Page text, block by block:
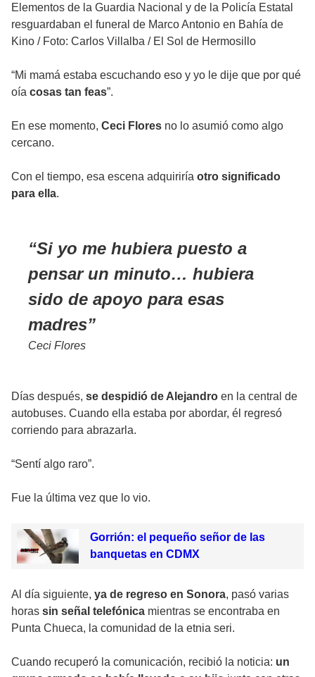
Elementos de la Guardia Nacional y de la Policía Estatal
resguardaban el funeral de Marco Antonio en Bahía de
Kino / Foto: Carlos Villalba / El Sol de Hermosillo
“Mi mamá estaba escuchando eso y yo le dije que por qué
oía cosas tan feas”.
En ese momento, Ceci Flores no lo asumió como algo
cercano.
Con el tiempo, esa escena adquiriría otro significado
para ella.
Si yo me hubiera puesto a
pensar un minuto… hubiera
sido de apoyo para esas
madres
Ceci Flores
Días después, se despidió de Alejandro en la central de
autobuses. Cuando ella estaba por abordar, él regresó
corriendo para abrazarla.
“Sentí algo raro”.
Fue la última vez que lo vio.
Gorrión: el pequeño señor de las
banquetas en CDMX
Al día siguiente, ya de regreso en Sonora, pasó varias
horas sin señal telefónica mientras se encontraba en
Punta Chueca, la comunidad de la etnia seri.
Cuando recuperó la comunicación, recibió la noticia: un